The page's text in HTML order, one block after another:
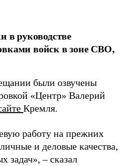
в руководстве
войск в зоне СВО,
были озвучены
«Центр» Валерий
Кремля.
работу на прежних
и деловые качества,
задач», – сказал